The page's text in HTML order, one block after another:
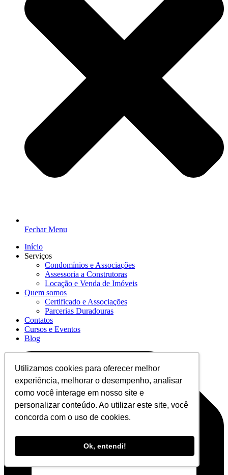
Utilizamos cookies para oferecer melhor
experiência, melhorar o desempenho, analisar
como você interage em nosso site e
personalizar conteúdo. Ao utilizar este site, você
concorda com o uso de cookies.
Ok, entendi!
Fechar Menu
Início
Serviços
Condomínios e Associações
Assessoria a Construtoras
Locação e Venda de Imóveis
Quem somos
Certificado e Associações
Parcerias Duradouras
Contatos
Cursos e Eventos
Blog